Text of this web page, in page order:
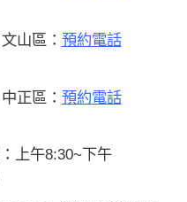
山區： 預約電話
正區： 預約電話
：上午8:30~下午